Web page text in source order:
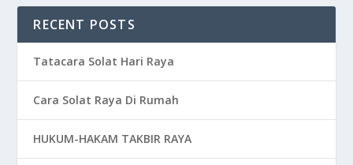
RECENT POSTS
Tatacara Solat Hari Raya
Cara Solat Raya Di Rumah
HUKUM-HAKAM TAKBIR RAYA